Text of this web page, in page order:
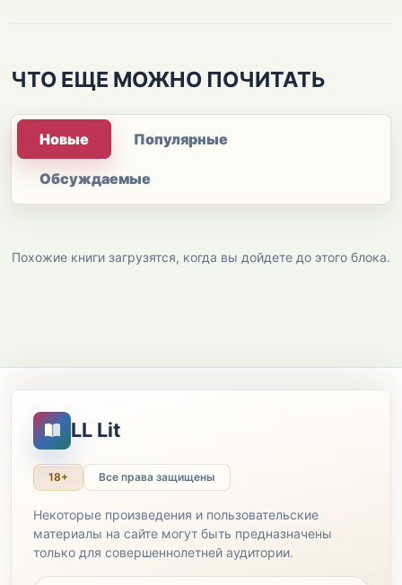
ЧТО ЕЩЕ МОЖНО ПОЧИТАТЬ
Новые Популярные
Обсуждаемые
Похожие книги загрузятся, когда вы дойдете до этого блока.
LL Lit
18+ Все права защищены
Некоторые произведения и пользовательские
материалы на сайте могут быть предназначены
только для совершеннолетней аудитории.